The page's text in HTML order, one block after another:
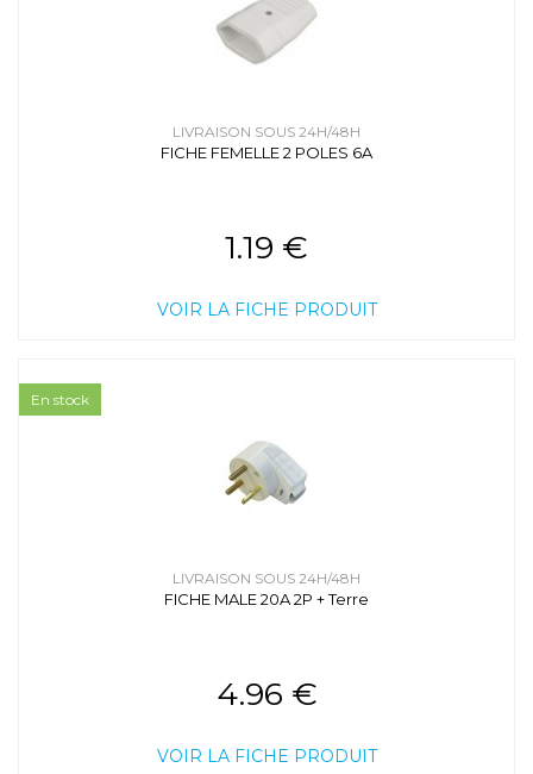
LIVRAISON SOUS 24H/48H
FICHE FEMELLE 2 POLES 6A
1.19 €
VOIR LA FICHE PRODUIT
LIVRAISON SOUS 24H/48H
FICHE MALE 20A 2P + Terre
4.96 €
VOIR LA FICHE PRODUIT
En stock